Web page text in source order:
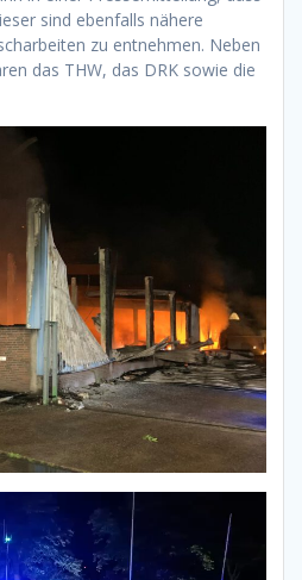
sind ebenfalls nähere
zu entnehmen. Neben
das THW, das DRK sowie die